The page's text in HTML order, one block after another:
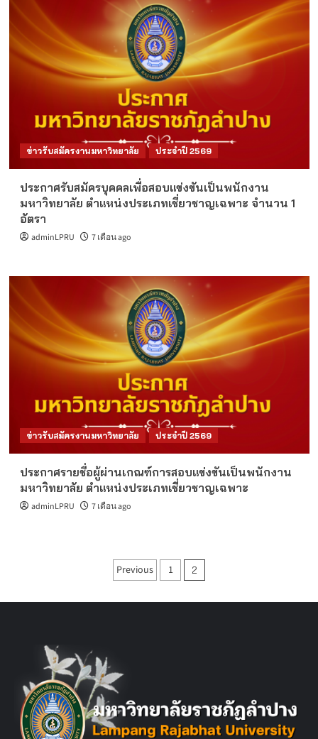
ข่าวรับสมัครงานมหาวิทยาลัย ประจำปี 2569
ประกาศรับสมัครบุคคลเพื่อสอบแข่งขันเป็นพนักงาน
มหาวิทยาลัย ตำแหน่งประเภทเชี่ยวชาญเฉพาะ จำนวน 1
อัตรา
adminLPRU 7 เดือน ago
ข่าวรับสมัครงานมหาวิทยาลัย ประจำปี 2569
ประกาศรายชื่อผู้ผ่านเกณฑ์การสอบแข่งขันเป็นพนักงาน
มหาวิทยาลัย ตำแหน่งประเภทเชี่ยวชาญเฉพาะ
adminLPRU 7 เดือน ago
Posts
Previous 1 2